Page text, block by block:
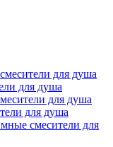
для душа
для душа
для душа
для душа
смесители для